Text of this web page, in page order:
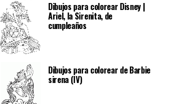
Dibujos para colorear Disney |
Ariel, la Sirenita, de
cumpleaños
Dibujos para colorear de Barbie
sirena (IV)